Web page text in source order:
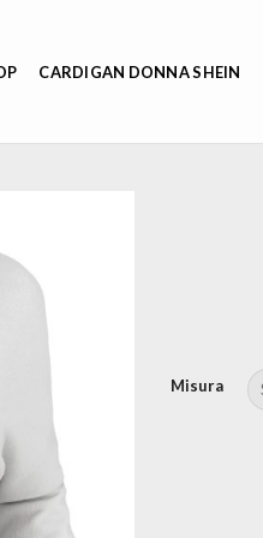
CARDIGAN DONNA SHEIN
Misura